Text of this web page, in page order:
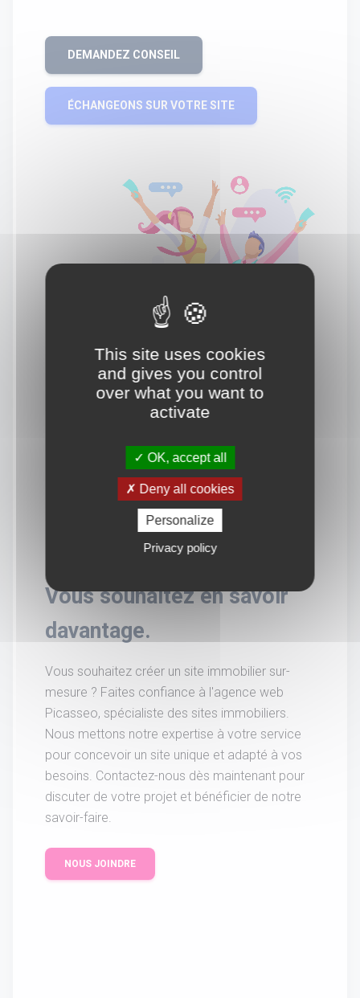
DEMANDEZ CONSEIL
ÉCHANGEONS SUR VOTRE SITE
Vous souhaitez en savoir
davantage.
Vous souhaitez créer un site immobilier sur-
mesure ? Faites confiance à l'agence web
Picasseo, spécialiste des sites immobiliers.
Nous mettons notre expertise à votre service
pour concevoir un site unique et adapté à vos
besoins. Contactez-nous dès maintenant pour
discuter de votre projet et bénéficier de notre
savoir-faire.
NOUS JOINDRE
This site uses cookies
and gives you control
over what you want to
activate
OK, accept all
Deny all cookies
Personalize
Privacy policy